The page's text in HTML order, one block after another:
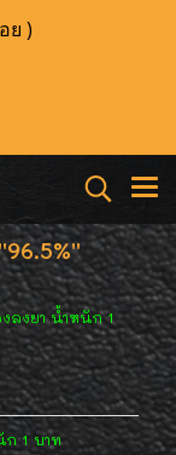
ย )
งลงยา น้ำหนัก 1
ก 1 บาท